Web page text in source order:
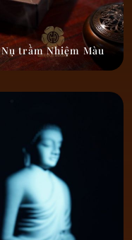
Nụ trầm Nhiệm Màu